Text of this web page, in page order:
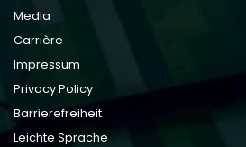
Media
Carrière
Impressum
Privacy Policy
Barrierefreiheit
Leichte Sprache